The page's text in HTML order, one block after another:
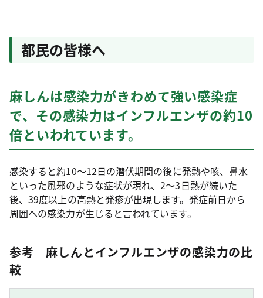
都民の皆様へ
麻しんは感染力がきわめて強い感染症
で、その感染力はインフルエンザの約10
倍といわれています。
感染すると約10〜12日の潜伏期間の後に発熱や咳、鼻水
といった風邪のような症状が現れ、2～3日熱が続いた
後、39度以上の高熱と発疹が出現します。発症前日から
周囲への感染力が生じると言われています。
参考 麻しんとインフルエンザの感染力の比
較